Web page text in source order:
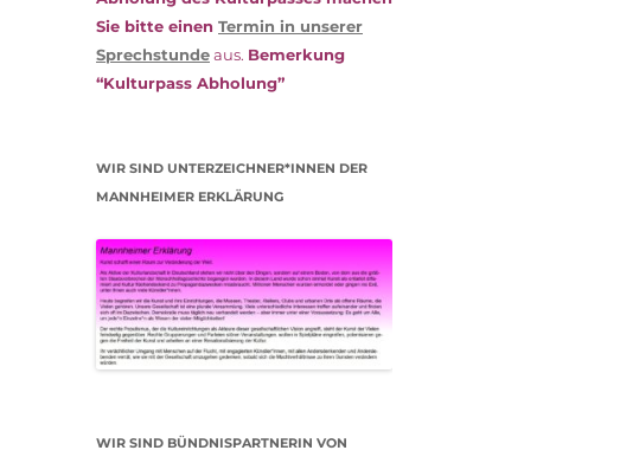
Sie bitte einen Termin in unserer
Sprechstundeaus. Bemerkung
“Kulturpass Abholung”
WIR SIND UNTERZEICHNER*INNEN DER
MANNHEIMER ERKLÄRUNG
WIR SIND BÜNDNISPARTNERIN VON